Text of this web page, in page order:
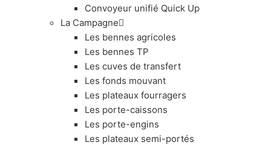
Convoyeur unifié Quick Up
La Campagne
Les bennes agricoles
Les bennes TP
Les cuves de transfert
Les fonds mouvant
Les plateaux fourragers
Les porte-caissons
Les porte-engins
Les plateaux semi-portés